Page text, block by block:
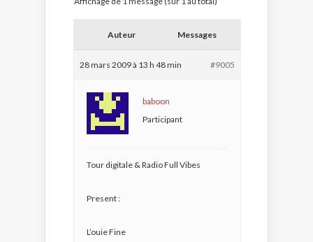
Auteur Messages
28 mars 2009 à 13 h 48 min #9005
baboon
Participant
Tour digitale & Radio Full Vibes
Present :
L’ouie Fine